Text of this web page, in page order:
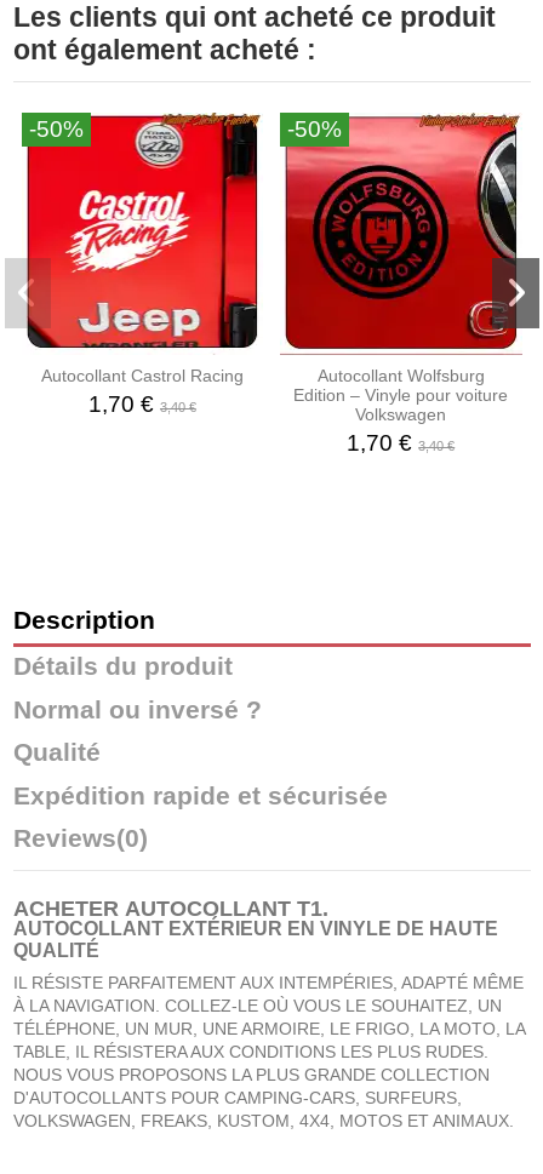
Les clients qui ont acheté ce produit
ont également acheté :
-50%
Autocollant Castrol Racing
1,70 € 3,40 €
-50%
Autocollant Wolfsburg
Edition – Vinyle pour voiture
Volkswagen
1,70 €3,40 €
Description
Détails du produit
Normal ou inversé ?
Qualité
Expédition rapide et sécurisée
Reviews(0)
ACHETER AUTOCOLLANT T1.
AUTOCOLLANT EXTÉRIEUR EN VINYLE DE HAUTE
QUALITÉ
IL RÉSISTE PARFAITEMENT AUX INTEMPÉRIES, ADAPTÉ MÊME
À LA NAVIGATION. COLLEZ-LE OÙ VOUS LE SOUHAITEZ, UN
TÉLÉPHONE, UN MUR, UNE ARMOIRE, LE FRIGO, LA MOTO, LA
TABLE, IL RÉSISTERA AUX CONDITIONS LES PLUS RUDES.
NOUS VOUS PROPOSONS LA PLUS GRANDE COLLECTION
D'AUTOCOLLANTS POUR CAMPING-CARS, SURFEURS,
VOLKSWAGEN, FREAKS, KUSTOM, 4X4, MOTOS ET ANIMAUX.